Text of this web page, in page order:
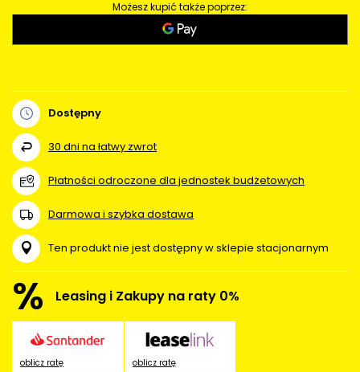
Możesz kupić także poprzez:
Dostępny
30 dni na łatwy zwrot
Płatności odroczone dla jednostek budżetowych
Darmowa i szybka dostawa
Ten produkt nie jest dostępny w sklepie stacjonarnym
% Leasing i Zakupy na raty 0%
oblicz ratę oblicz ratę